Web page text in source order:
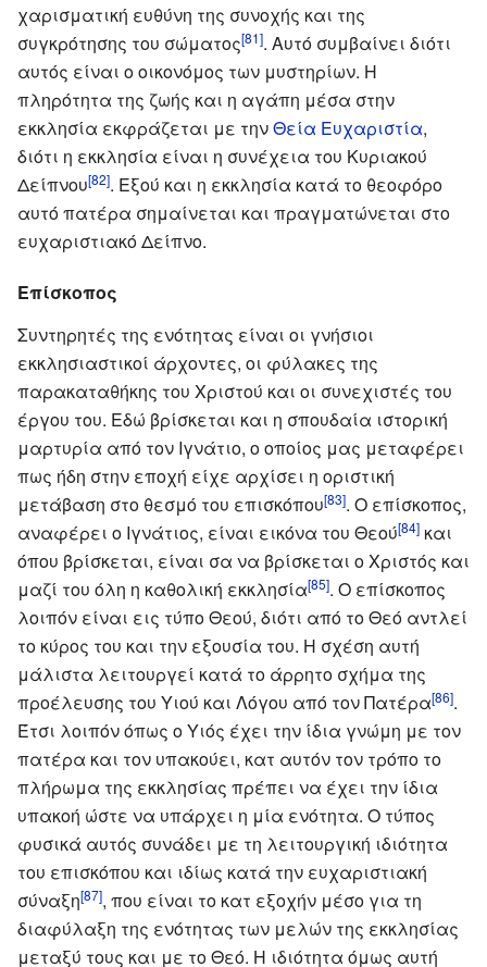
χαρισματική ευθύνη της συνοχής και της
συγκρότησης του σώματος[81]. Αυτό συμβαίνει διότι
αυτός είναι ο οικονόμος των μυστηρίων. Η
πληρότητα της ζωής και η αγάπη μέσα στην
εκκλησία εκφράζεται με τηνΘεία Ευχαριστία,
διότι η εκκλησία είναι η συνέχεια του Κυριακού
Δείπνου[82]. Εξού και η εκκλησία κατά το θεοφόρο
αυτό πατέρα σημαίνεται και πραγματώνεται στο
ευχαριστιακό Δείπνο.
Επίσκοπος
Συντηρητές της ενότητας είναι οι γνήσιοι
εκκλησιαστικοί άρχοντες, οι φύλακες της
παρακαταθήκης του Χριστού και οι συνεχιστές του
έργου του. Εδώ βρίσκεται και η σπουδαία ιστορική
μαρτυρία από τον Ιγνάτιο, ο οποίος μας μεταφέρει
πως ήδη στην εποχή είχε αρχίσει η οριστική
μετάβαση στο θεσμό του επισκόπου[83]. Ο επίσκοπος,
αναφέρει ο Ιγνάτιος, είναι εικόνα του Θεού[84] και
όπου βρίσκεται, είναι σα να βρίσκεται ο Χριστός και
μαζί του όλη η καθολική εκκλησία[85]. Ο επίσκοπος
λοιπόν είναι εις τύπο Θεού, διότι από το Θεό αντλεί
το κύρος του και την εξουσία του. Η σχέση αυτή
μάλιστα λειτουργεί κατά το άρρητο σχήμα της
προέλευσης του Υιού και Λόγου από τον Πατέρα[86].
Έτσι λοιπόν όπως ο Υιός έχει την ίδια γνώμη με τον
πατέρα και τον υπακούει, κατ αυτόν τον τρόπο το
πλήρωμα της εκκλησίας πρέπει να έχει την ίδια
υπακοή ώστε να υπάρχει η μία ενότητα. Ο τύπος
φυσικά αυτός συνάδει με τη λειτουργική ιδιότητα
του επισκόπου και ιδίως κατά την ευχαριστιακή
σύναξη[87], που είναι το κατ εξοχήν μέσο για τη
διαφύλαξη της ενότητας των μελών της εκκλησίας
μεταξύ τους και με το Θεό. Η ιδιότητα όμως αυτή